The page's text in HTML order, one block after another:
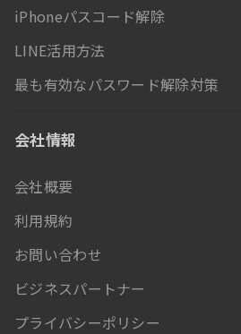
iPhoneパスコード解除
LINE活用方法
最も有効なパスワード解除対策
会社情報
会社概要
利用規約
お問い合わせ
ビジネスパートナー
プライバシーポリシー